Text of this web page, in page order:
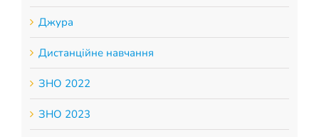
Джура
Дистанційне навчання
ЗНО 2022
ЗНО 2023